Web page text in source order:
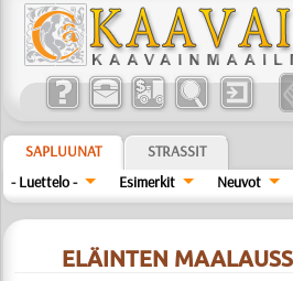
SAPLUUNAT
STRASSIT
- Luettelo -
Esimerkit Neuvot
ELÄINTEN